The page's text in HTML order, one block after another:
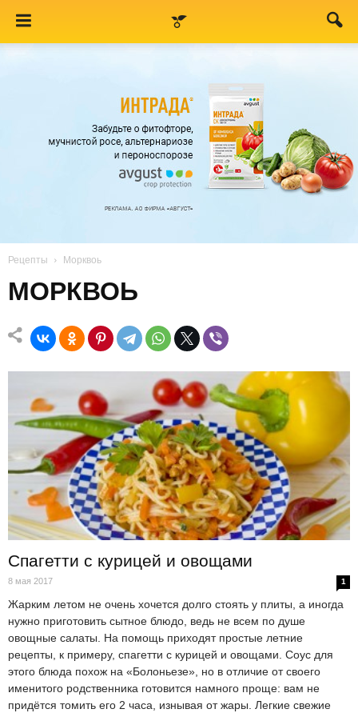
Рецепты Морквоь
МОРКВОЬ
Спагетти с курицей и овощами
8 мая 2017 1
Жарким летом не очень хочется долго стоять у плиты, а иногда
нужно приготовить сытное блюдо, ведь не всем по душе
овощные салаты. На помощь приходят простые летние
рецепты, к примеру, спагетти с курицей и овощами. Соус для
этого блюда похож на «Болоньезе», но в отличие от своего
именитого родственника готовится намного проще: вам не
придётся томить его 2 часа, изнывая от жары. Легкие свежие